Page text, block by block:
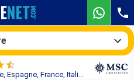
Croisière MSC Grandiosa : Majorque, Espagne, France, Italie au départ de Civitavecchia - Rome